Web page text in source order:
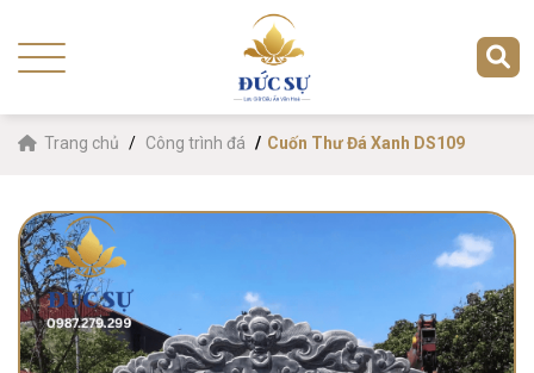
Trang chủ Công trình đá Cuốn Thư Đá Xanh DS109